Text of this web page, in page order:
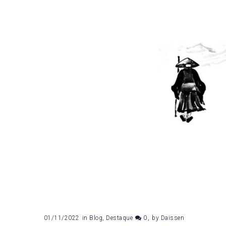
01/11/2022 in Blog, Destaque 0 by Daissen